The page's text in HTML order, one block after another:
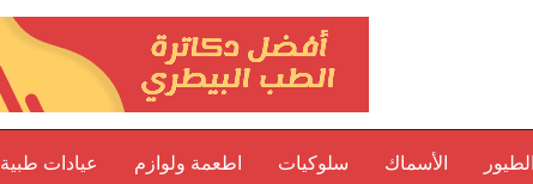
الطيور الأسماك سلوكيات اطعمة ولوازم عيادات طبية